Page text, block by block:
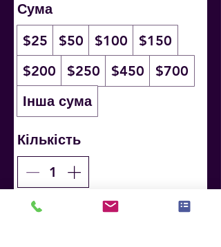
Сума
$25
$50 $100
$150
$200
$250 $450
$700
Інша сума
Кількість
Купити